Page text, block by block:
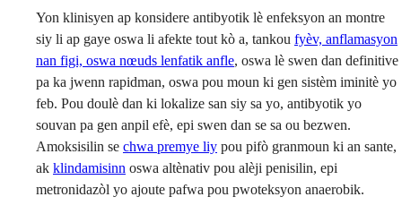
Yon klinisyen ap konsidere antibyotik lè enfeksyon an montre
siy li ap gaye oswa li afekte tout kò a, tankou fyèv, anflamasyon
nan figi, oswa nœuds lenfatik anfle, oswa lè swen dan definitive
pa ka jwenn rapidman, oswa pou moun ki gen sistèm iminitè yo
feb. Pou doulè dan ki lokalize san siy sa yo, antibyotik yo
souvan pa gen anpil efè, epi swen dan se sa ou bezwen.
Amoksisilin se chwa premye liy pou pifò granmoun ki an sante,
ak klindamisinn oswa altènativ pou alèji penisilin, epi
metronidazòl yo ajoute pafwa pou pwoteksyon anaerobik.